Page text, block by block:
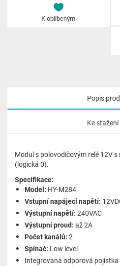
K oblíbeným
Popis
Ke stažení
Modul s polovodičovým relé 12V
(logická 0).
Specifikace:
Model: HY-M284
Vstupní napájecí napětí:
Výstupní napětí: 240VAC
Výstupní proud: až 2A
Počet kanálů: 2
Spínač: Low level
Integrovaná odporová pojistka